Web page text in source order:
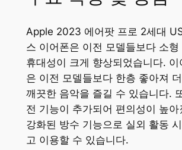
Apple 2023 에어팟 프로 2세대
스 이어폰은 이전 모델들보다 소형
휴대성이 크게 향상되었습니다. 이
은 이전 모델들보다 한층 좋아져
깨끗한 음악을 즐길 수 있습니다.
전 기능이 추가되어 편의성이 높
강화된 방수 기능으로 실외 활동
고 이용할 수 있습니다.